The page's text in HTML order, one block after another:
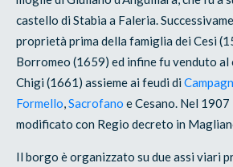
castello di Stabia a Faleria.
proprietà prima della famiglia dei Cesi
Borromeo (1659) ed infine fu venduto al
Chigi (1661) assieme ai feudi di
Formello,Sacrofano e Cesano. Nel 1907
modificato con Regio decreto in
Il borgo è organizzato su due assi viari